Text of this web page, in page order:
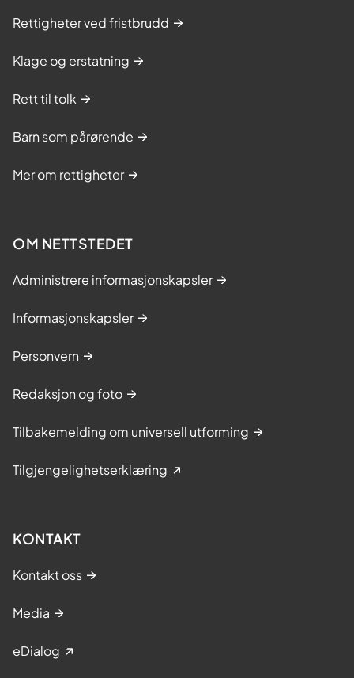
Rettigheter ved fristbrudd
Klage og erstatning
Rett til tolk
Barn som pårørende
Mer om rettigheter
OM NETTSTEDET
Administrere informasjonskapsler
Informasjonskapsler
Personvern
Redaksjon og foto
Tilbakemelding om universell utforming
Tilgjengelighetserklæring
KONTAKT
Kontakt oss
Media
eDialog